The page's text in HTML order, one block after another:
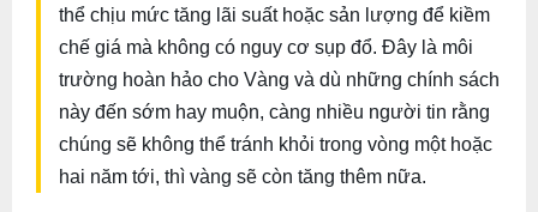
thể chịu mức tăng lãi suất hoặc sản lượng để kiềm
chế giá mà không có nguy cơ sụp đổ. Đây là môi
trường hoàn hảo cho Vàng và dù những chính sách
này đến sớm hay muộn, càng nhiều người tin rằng
chúng sẽ không thể tránh khỏi trong vòng một hoặc
hai năm tới, thì vàng sẽ còn tăng thêm nữa.